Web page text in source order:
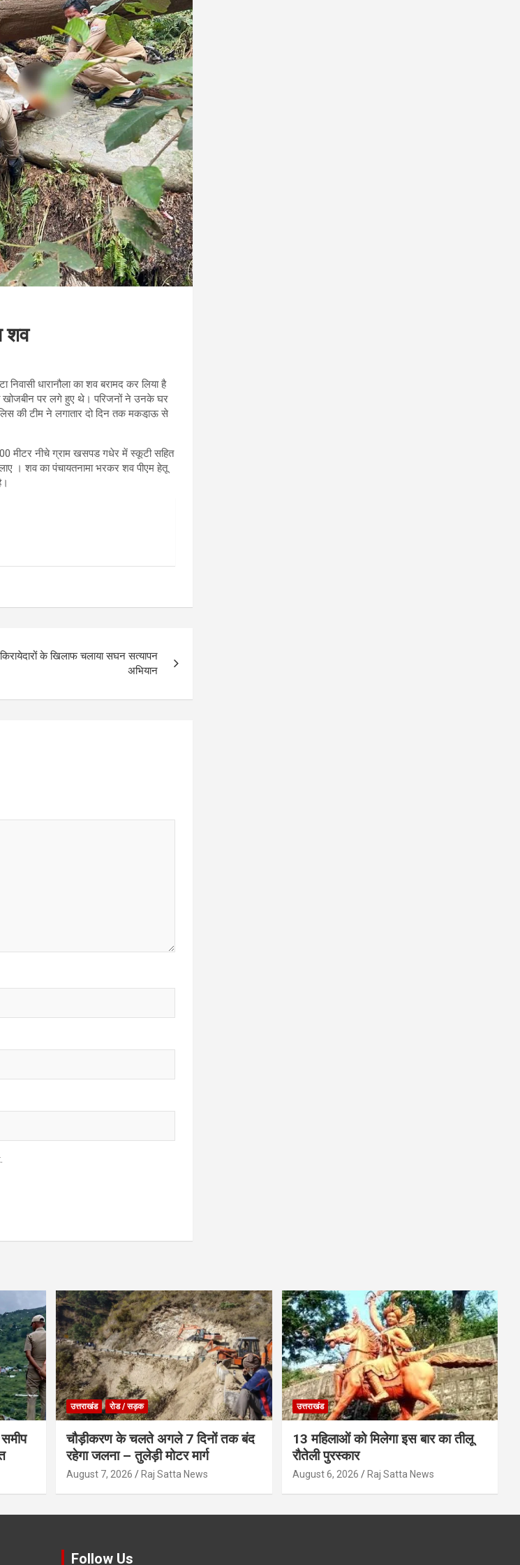
शव
धारानौला का शव बरामद कर लिया है
खोजबीन पर लगे हुए थे। परिजनों ने उनके घर
की टीम ने लगातार दो दिन तक मकडा़ऊ से
मीटर नीचे ग्राम खसपड गधेर में स्कूटी सहित
। शव का पंचायतनामा भरकर शव पीएम हेतू
के खिलाफ चलाया सघन सत्यापन
अभियान
उत्तराखंड रोड / सड़क
चौड़ीकरण के चलते अगले 7 दिनों तक बंद
रहेगा जलना – तुलेड़ी मोटर मार्ग
August 7, 2026 Raj Satta News
उत्तराखंड
13 महिलाओं को मिलेगा इस बार का तीलू
रौतेली पुरस्कार
August 6, 2026 Raj Satta News
Follow Us